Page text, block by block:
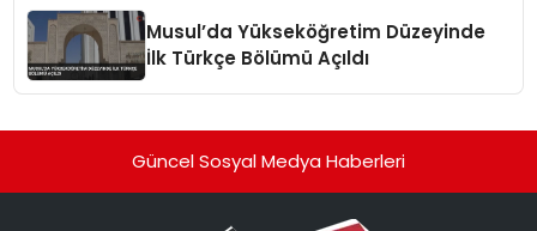
Musul’da Yükseköğretim Düzeyinde
İlk Türkçe Bölümü Açıldı
Güncel Sosyal Medya Haberleri